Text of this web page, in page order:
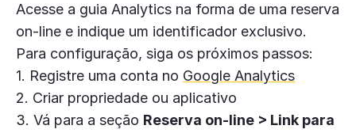
Acesse a guia Analytics na forma de uma reserva
on-line e indique um identificador exclusivo.
Para configuração, siga os próximos passos:
1. Registre uma conta no Google Analytics
2. Criar propriedade ou aplicativo
3. Vá para a seção Reserva on-line > Link para